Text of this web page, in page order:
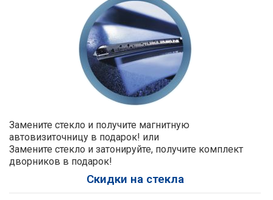
Замените стекло и получите магнитную
автовизиточницу в подарок! или
Замените стекло и затонируйте, получите комплект
дворников в подарок!
Скидки на стекла